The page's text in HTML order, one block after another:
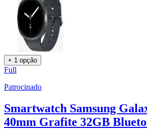
+ 1 opção
Full
Patrocinado
Smartwatch Samsung
40mm Grafite 32GB